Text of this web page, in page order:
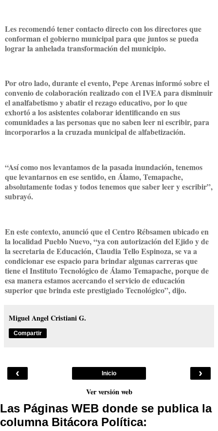
Les recomendó tener contacto directo con los directores que
conforman el gobierno municipal para que juntos se pueda
lograr la anhelada transformación del municipio.
Por otro lado, durante el evento, Pepe Arenas informó sobre el
convenio de colaboración realizado con el IVEA para disminuir
el analfabetismo y abatir el rezago educativo, por lo que
exhortó a los asistentes colaborar identificando en sus
comunidades a las personas que no saben leer ni escribir, para
incorporarlos a la cruzada municipal de alfabetización.
“Así como nos levantamos de la pasada inundación, tenemos
que levantarnos en ese sentido, en Álamo, Temapache,
absolutamente todas y todos tenemos que saber leer y escribir”,
subrayó.
En este contexto, anunció que el Centro Rébsamen ubicado en
la localidad Pueblo Nuevo, “ya con autorización del Ejido y de
la secretaria de Educación, Claudia Tello Espinoza, se va a
condicionar ese espacio para brindar algunas carreras que
tiene el Instituto Tecnológico de Álamo Temapache, porque de
esa manera estamos acercando el servicio de educación
superior que brinda este prestigiado Tecnológico”, dijo.
Miguel Angel Cristiani G.
Compartir
‹ ›
Inicio
Ver versión web
Las Páginas WEB donde se publica la
columna Bitácora Política: